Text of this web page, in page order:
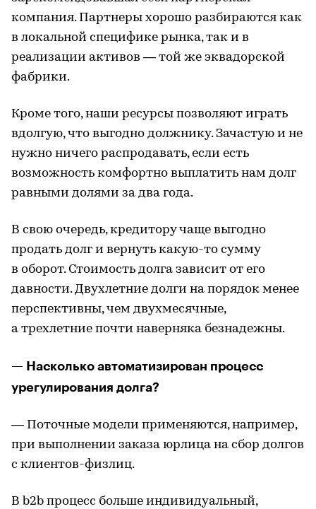
компания. Партнеры хорошо разбираются как
в локальной специфике рынка, так и в
реализации активов — той же эквадорской
фабрики.
Кроме того, наши ресурсы позволяют играть
вдолгую, что выгодно должнику. Зачастую и не
нужно ничего распродавать, если есть
возможность комфортно выплатить нам долг
равными долями за два года.
В свою очередь, кредитору чаще выгодно
продать долг и вернуть какую-то сумму
в оборот. Стоимость долга зависит от его
давности. Двухлетние долги на порядок менее
перспективны, чем двухмесячные,
а трехлетние почти наверняка безнадежны.
— Насколько автоматизирован процесс
урегулирования долга?
— Поточные модели применяются, например,
при выполнении заказа юрлица на сбор долгов
с клиентов-физлиц.
В b2b процесс больше индивидуальный,